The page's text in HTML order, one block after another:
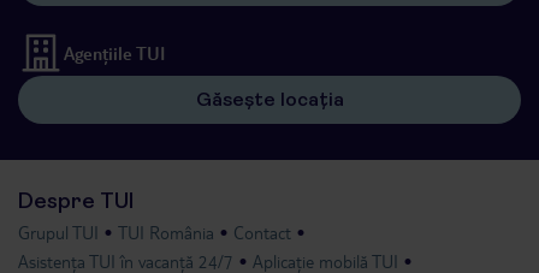
Agențiile TUI
Găsește locația
Despre TUI
Grupul TUI TUI România
Contact
Asistența TUI în vacanță 24/7
Aplicație mobilă TUI